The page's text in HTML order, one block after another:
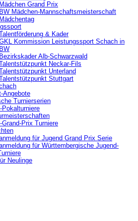
Mädchen Grand Prix
BW Mädchen-Mannschaftsmeisterschaft
Mädchentag
& Kader
Kommission Leistungssport Schach in
BW
Bezirkskader Alb-Schwarzwald
Neckar-Fils
Unterland
Stuttgart
Angebote
Turnierserien
Pokalturniere
Grand-Prix Turniere
für Jugend Grand Prix Serie
für Württembergische Jugend-
Neulinge